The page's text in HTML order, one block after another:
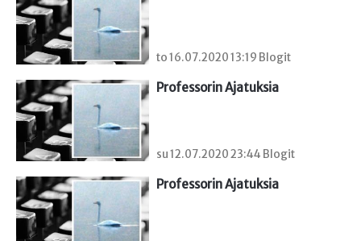
to 16.07.2020 13:19 Blogit
Professorin Ajatuksia
su 12.07.2020 23:44 Blogit
Professorin Ajatuksia